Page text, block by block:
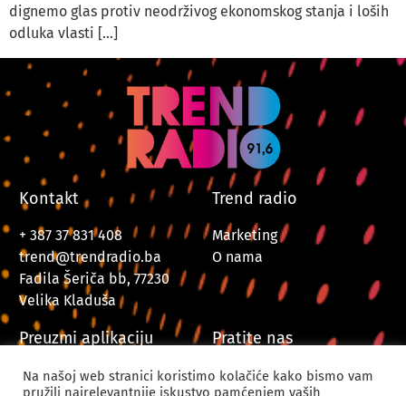
dignemo glas protiv neodrživog ekonomskog stanja i loših
odluka vlasti […]
Kontakt
+ 387 37 831 408
trend@trendradio.ba
Fadila Šeriča bb, 77230
Velika Kladuša
Trend radio
Marketing
O nama
Preuzmi aplikaciju Pratite nas
Na našoj web stranici koristimo kolačiće kako bismo vam
pružili najrelevantnije iskustvo pamćenjem vaših